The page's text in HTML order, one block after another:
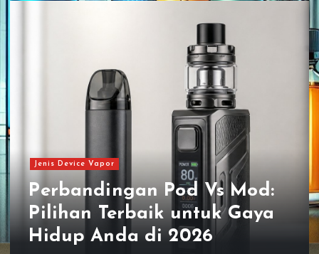
Jenis Device Vapor
Perbandingan Pod Vs Mod:
Pilihan Terbaik untuk Gaya
Hidup Anda di 2026